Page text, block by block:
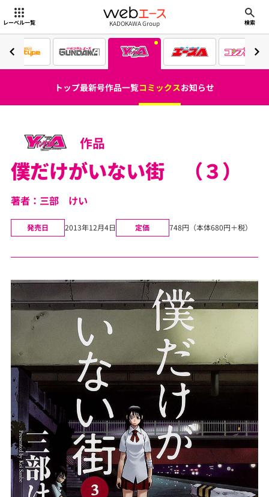
レーベル一覧 webエース
KADOKAWA Group 検索
トップ最新号作品一覧コミックスお知らせ
作品
僕だけがいない街 （３）
著者：三部 けい
発売日 2013年12月4日 定価 748円（本体680円＋税）